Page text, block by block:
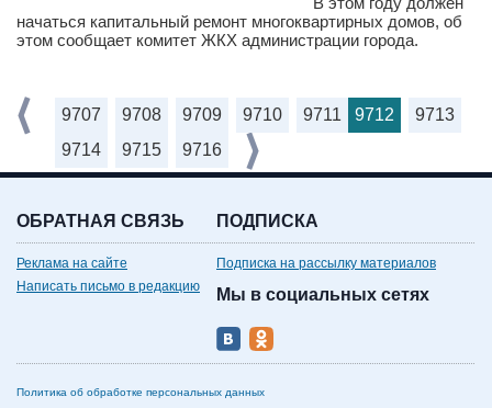
начаться капитальный ремонт многоквартирных домов, об
этом сообщает комитет ЖКХ администрации города.
9707 9708 9709 9710 9711 9712
9713
9714
9715 9716
ОБРАТНАЯ СВЯЗЬ
Реклама на сайте
Написать письмо в редакцию
ПОДПИСКА
Подписка на рассылку материалов
Мы в социальных сетях
Политика об обработке персональных данных